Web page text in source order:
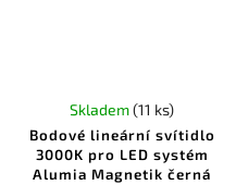
Bodové lineární svítidlo
3000K pro LED systém
Alumia Magnetik černá
Skladem(11 ks)